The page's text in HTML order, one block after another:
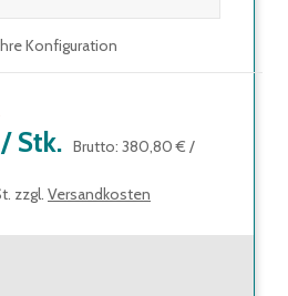
Konfiguration
/ Stk. Brutto: 380,80 € /
zzgl. Versandkosten